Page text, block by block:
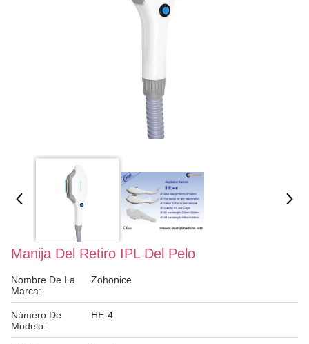
Manija Del Retiro IPL Del Pelo
Nombre De La
Marca:
Zohonice
Número De
Modelo:
HE-4